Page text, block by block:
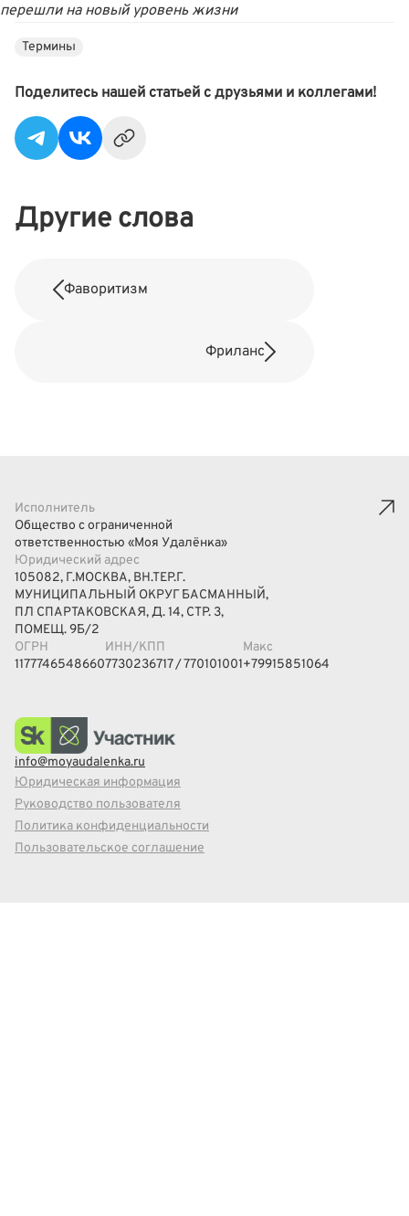
перешли на новый уровень жизни
Термины
Поделитесь нашей статьей с друзьями и коллегами!
Другие слова
Фаворитизм
Фриланс
Исполнитель
Общество с ограниченной
ответственностью «Моя Удалёнка»
Юридический адрес
105082, Г.МОСКВА, ВН.ТЕР.Г.
МУНИЦИПАЛЬНЫЙ ОКРУГ БАСМАННЫЙ,
ПЛ СПАРТАКОВСКАЯ, Д. 14, СТР. 3,
ПОМЕЩ. 9Б/2
ОГРН
1177746548660
ИНН/КПП
7730236717 / 770101001
Макс
+79915851064
info@moyaudalenka.ru
Юридическая информация
Руководство пользователя
Политика конфиденциальности
Пользовательское соглашение